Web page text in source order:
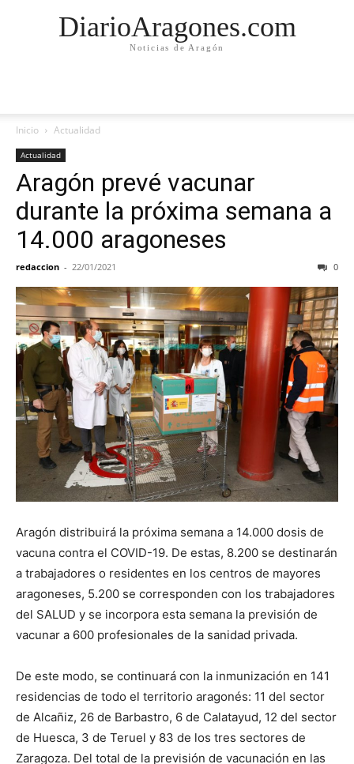
DiarioAragones.com
Noticias de Aragón
Inicio Actualidad
Actualidad
Aragón prevé vacunar
durante la próxima semana a
14.000 aragoneses
redaccion - 22/01/2021 0
Aragón distribuirá la próxima semana a 14.000 dosis de
vacuna contra el COVID-19. De estas, 8.200 se destinarán
a trabajadores o residentes en los centros de mayores
aragoneses, 5.200 se corresponden con los trabajadores
del SALUD y se incorpora esta semana la previsión de
vacunar a 600 profesionales de la sanidad privada.
De este modo, se continuará con la inmunización en 141
residencias de todo el territorio aragonés: 11 del sector
de Alcañiz, 26 de Barbastro, 6 de Calatayud, 12 del sector
de Huesca, 3 de Teruel y 83 de los tres sectores de
Zaragoza. Del total de la previsión de vacunación en las